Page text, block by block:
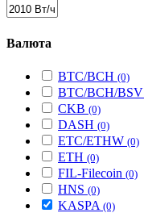
Валюта
BTC/BCH (0)
BTC/BCH/BSV
CKB (0)
DASH (0)
ETC/ETHW (0)
ETH (0)
FIL-Filecoin (0)
HNS (0)
KASPA (0)